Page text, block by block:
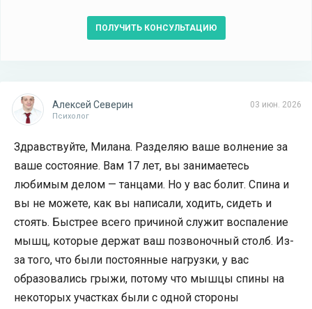
ПОЛУЧИТЬ КОНСУЛЬТАЦИЮ
03 июн. 2026
Алексей Северин
Психолог
Здравствуйте, Милана. Разделяю ваше волнение за
ваше состояние. Вам 17 лет, вы занимаетесь
любимым делом — танцами. Но у вас болит. Спина и
вы не можете, как вы написали, ходить, сидеть и
стоять. Быстрее всего причиной служит воспаление
мышц, которые держат ваш позвоночный столб. Из-
за того, что были постоянные нагрузки, у вас
образовались грыжи, потому что мышцы спины на
некоторых участках были с одной стороны